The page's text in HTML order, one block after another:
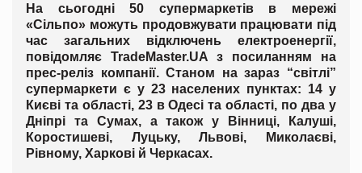
На сьогодні 50 супермаркетів в мережі
«Сільпо» можуть продовжувати працювати під
час загальних відключень електроенергії,
повідомляє TradeMaster.UA з посиланням на
прес-реліз компанії. Станом на зараз “світлі”
супермаркети є у 23 населених пунктах: 14 у
Києві та області, 23 в Одесі та області, по два у
Дніпрі та Сумах, а також у Вінниці, Калуші,
Коростишеві, Луцьку, Львові, Миколаєві,
Рівному, Харкові й Черкасах.